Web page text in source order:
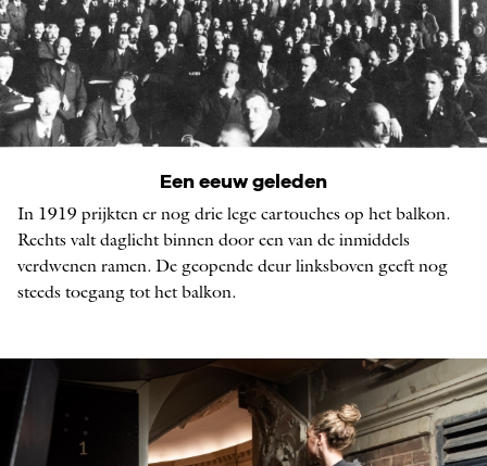
De Kleine Zaal vroeger
FOTO UIT 1919
Een eeuw geleden
In 1919 prijkten er nog drie lege cartouches op het balkon.
Rechts valt daglicht binnen door een van de inmiddels
verdwenen ramen. De geopende deur linksboven geeft nog
steeds toegang tot het balkon.